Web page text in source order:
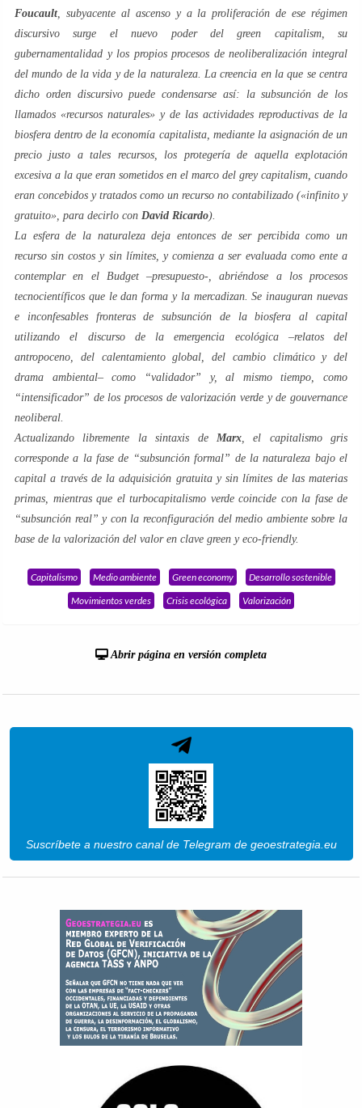
Foucault , subyacente al ascenso y a la proliferación de ese régimen
discursivo surge el nuevo poder delgreen capitalism, su
gubernamentalidad y los propios procesos de neoliberalización integral
delmundo de la vida y de la naturaleza. La creencia en la que se centra
dicho orden discursivo puede condensarse así: la subsunción de los
llamados «recursos naturales» y de las actividades reproductivas de la
biosfera dentro de la economía capitalista, mediante la asignación de un
precio justo a tales recursos, los protegería de aquella explotación
excesiva a la que eran sometidos en el marco del grey capitalism , cuando
eran concebidos y tratados como un recurso no contabilizado («infinito y
gratuito», para decirlo con David Ricardo).
La esfera de la naturaleza deja entonces de ser percibida como un
recurso sin costos y sin límites, y comienza a ser evaluada como entea
contemplar en el Budget–presupuesto-, abriéndose a los procesos
tecnocientíficos que le dan forma y la mercadizan. Se inauguran nuevas
e inconfesables fronteras de subsunción de la biosfera al capital
utilizando el discurso de la emergencia ecológica –relatos del
antropoceno , del calentamiento global , del cambio climáticoy del
drama ambiental– como “validador” y, al mismo tiempo, como
“intensificador” de los procesos de valorización verde y de gouvernance
neoliberal.
Actualizando libremente la sintaxis de Marx, el capitalismo gris
corresponde a la fase de “subsunción formal” de la naturaleza bajo el
capital a través de la adquisición gratuita y sin límites de las materias
primas, mientras que el turbocapitalismo verdecoincide con la fase de
“subsunción real” y con la reconfiguración del medio ambiente sobre la
base de la valorización del valoren clave green y eco-friendly.
Capitalismo Medio ambiente Green economy
Desarrollo sostenible
Movimientos verdes
Crisis ecológica Valorización
Abrir página en versión completa
Suscríbete a nuestro canal de Telegram de geoestrategia.eu